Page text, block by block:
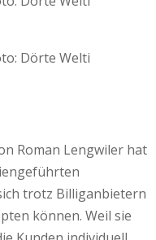
Roman Lengwiler hat
trotz Billiganbietern
können. Weil sie